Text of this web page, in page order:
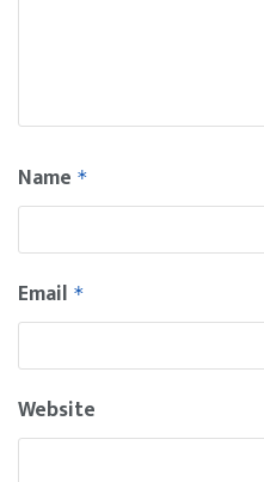
Name *
Email *
Website